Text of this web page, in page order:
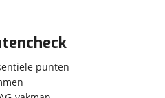
Sport Touring
A rijbewijs
Occasion
punten